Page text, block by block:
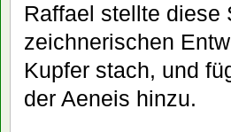
Raffael stellte diese
zeichnerischen
Kupfer stach, und
der Aeneis hinzu.